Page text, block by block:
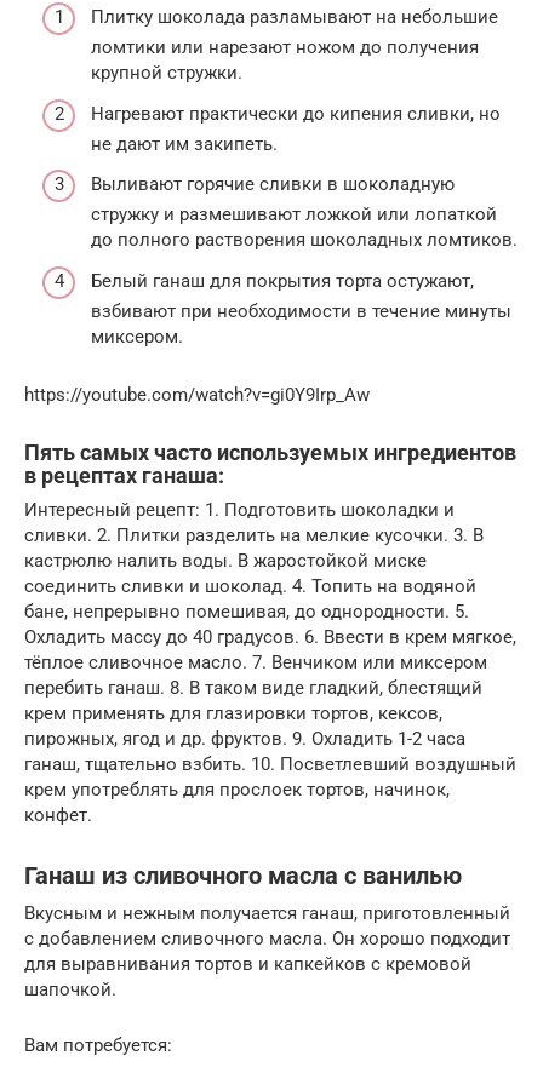
Плитку шоколада разламывают на небольшие
ломтики или нарезают ножом до получения
крупной стружки.
Нагревают практически до кипения сливки, но
не дают им закипеть.
Выливают горячие сливки в шоколадную
стружку и размешивают ложкой или лопаткой
до полного растворения шоколадных ломтиков.
Белый ганаш для покрытия торта остужают,
взбивают при необходимости в течение минуты
миксером.
https://youtube.com/watch?v=gi0Y9Irp_Aw
Пять самых часто используемых ингредиентов
в рецептах ганаша:
Интересный рецепт: 1. Подготовить шоколадки и
сливки. 2. Плитки разделить на мелкие кусочки. 3. В
кастрюлю налить воды. В жаростойкой миске
соединить сливки и шоколад. 4. Топить на водяной
бане, непрерывно помешивая, до однородности. 5.
Охладить массу до 40 градусов. 6. Ввести в крем мягкое,
тёплое сливочное масло. 7. Венчиком или миксером
перебить ганаш. 8. В таком виде гладкий, блестящий
крем применять для глазировки тортов, кексов,
пирожных, ягод и др. фруктов. 9. Охладить 1-2 часа
ганаш, тщательно взбить. 10. Посветлевший воздушный
крем употреблять для прослоек тортов, начинок,
конфет.
Ганаш из сливочного масла с ванилью
Вкусным и нежным получается ганаш, приготовленный
с добавлением сливочного масла. Он хорошо подходит
для выравнивания тортов и капкейков с кремовой
шапочкой.
Вам потребуется: